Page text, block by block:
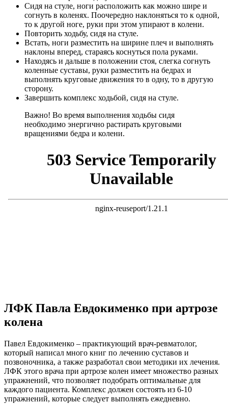
Сидя на стуле, ноги расположить как можно шире и
согнуть в коленях. Поочередно наклоняться то к одной,
то к другой ноге, руки при этом упирают в колени.
Повторить ходьбу, сидя на стуле.
Встать, ноги разместить на ширине плеч и выполнять
наклоны вперед, стараясь коснуться пола руками.
Находясь и дальше в положении стоя, слегка согнуть
коленные суставы, руки разместить на бедрах и
выполнять круговые движения то в одну, то в другую
сторону.
Завершить комплекс ходьбой, сидя на стуле.
Важно! Во время выполнения ходьбы сидя
необходимо энергично растирать круговыми
вращениями бедра и колени.
ЛФК Павла Евдокименко при артрозе
колена
Павел Евдокименко – практикующий врач-ревматолог,
который написал много книг по лечению суставов и
позвоночника, а также разработал свои методики их лечения.
ЛФК этого врача при артрозе колен имеет множество разных
упражнений, что позволяет подобрать оптимальные для
каждого пациента. Комплекс должен состоять из 6-10
упражнений, которые следует выполнять ежедневно.